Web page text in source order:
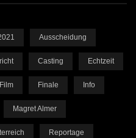
Ausscheidung
Casting Echtzeit
Film Finale Info
Magret Almer
Reportage